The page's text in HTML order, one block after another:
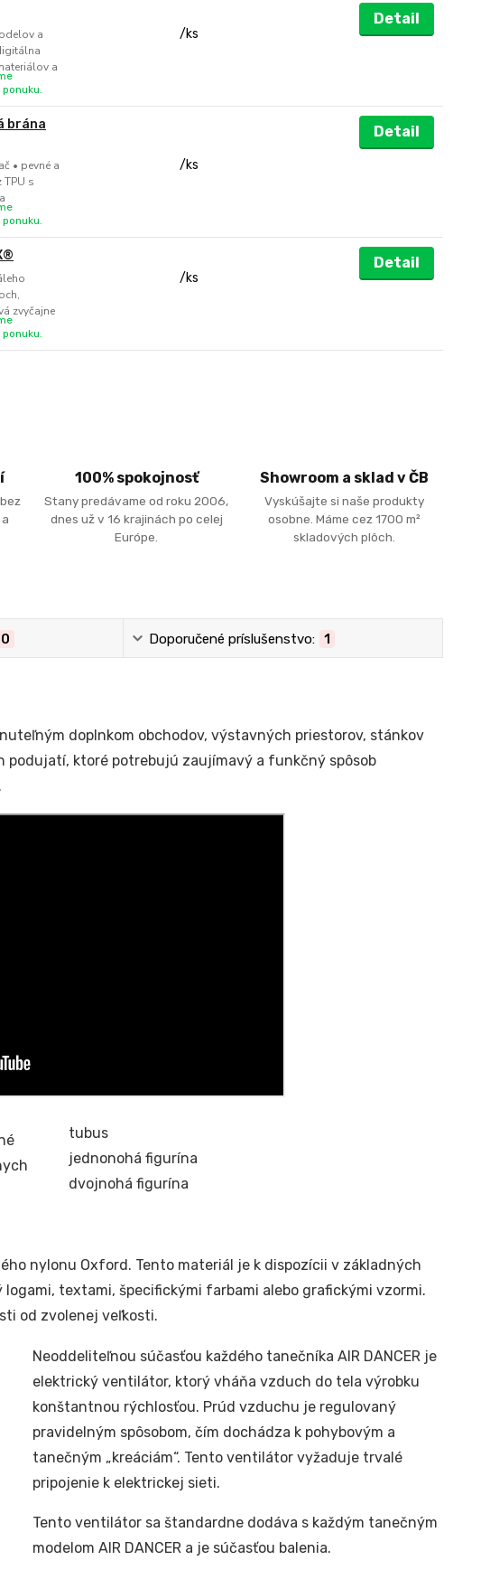
a
a
/ks
Detail
brána
• pevné a
s
/ks
Detail
zvyčajne
/ks
Detail
100% spokojnosť
Stany predávame od roku 2006,
dnes už v 16 krajinách po celej
Európe.
Showroom a sklad v ČB
Vyskúšajte si naše produkty
osobne. Máme cez 1700 m²
skladových plôch.
0 Doporučené príslušenstvo: 1
doplnkom obchodov, výstavných priestorov, stánkov
ktoré potrebujú zaujímavý a funkčný spôsob
tubus
jednonohá figurína
dvojnohá figurína
nylonu Oxford. Tento materiál je k dispozícii v základných
textami, špecifickými farbami alebo grafickými vzormi.
od zvolenej veľkosti.
Neoddeliteľnou súčasťou každého tanečníka AIR DANCER je
elektrický ventilátor, ktorý vháňa vzduch do tela výrobku
konštantnou rýchlosťou. Prúd vzduchu je regulovaný
pravidelným spôsobom, čím dochádza k pohybovým a
tanečným „kreáciám“. Tento ventilátor vyžaduje trvalé
pripojenie k elektrickej sieti.
Tento ventilátor sa štandardne dodáva s každým tanečným
modelom AIR DANCER a je súčasťou balenia.